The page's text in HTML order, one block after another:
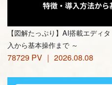
【図解たっぷり】AI搭載エディ
入から基本操作まで ～
78729 PV ｜ 2026.08.08